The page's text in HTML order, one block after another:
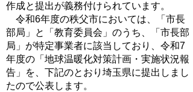
作成と提出が義務付けられています。
令和6年度の秩父市においては、「市長
部局」と「教育委員会」のうち、「市長部
局」が特定事業者に該当しており、令和7
年度の「地球温暖化対策計画・実施状況報
告」を、下記のとおり埼玉県に提出しまし
たので公表します。